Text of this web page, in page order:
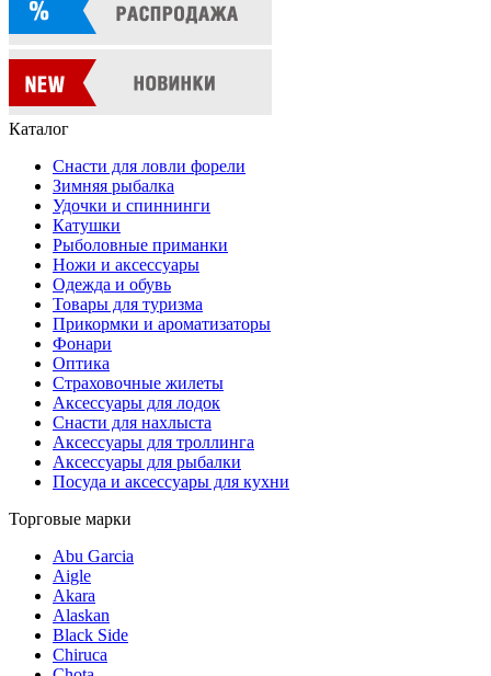
Каталог
Снасти для ловли форели
Зимняя рыбалка
Удочки и спиннинги
Катушки
Рыболовные приманки
Ножи и аксессуары
Одежда и обувь
Товары для туризма
Прикормки и ароматизаторы
Фонари
Оптика
Страховочные жилеты
Аксессуары для лодок
Снасти для нахлыста
Аксессуары для троллинга
Аксессуары для рыбалки
Посуда и аксессуары для кухни
Торговые марки
Abu Garcia
Aigle
Akara
Alaskan
Black Side
Chiruca